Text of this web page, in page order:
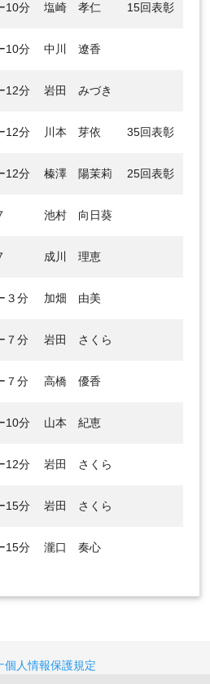
10分 塩崎 孝仁 15回表彰
10分 中川 遼香
12分 岩田 みづき
12分 川本 芽依 35回表彰
12分 榛澤 陽茉莉 25回表彰
池村 向日葵
成川 理恵
３分 加畑 由美
７分 岩田 さくら
７分 高橋 優香
10分 山本 紀恵
12分 岩田 さくら
15分 岩田 さくら
15分 瀧口 奏心
個人情報保護規定